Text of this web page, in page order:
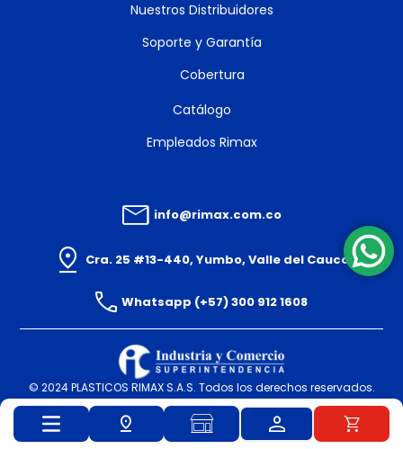
Nuestros Distribuidores
Soporte y Garantía
Cobertura
Catálogo
Empleados Rimax
info@rimax.com.co
Cra. 25 #13-440, Yumbo, Valle del Cauca
Whatsapp (+57) 300 912 1608
© 2024 PLASTICOS RIMAX S.A.S. Todos los derechos reservados.
Powered By